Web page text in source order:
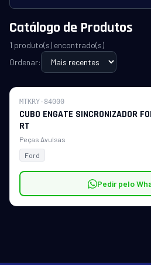
Catálogo de Produtos
1 produto(s) encontrado(s)
Ordenar:
Novo
MTKRY-84000
CUBO ENGATE SINCRONIZADOR
RT
Peças Avulsas
Ford
Pedir pelo